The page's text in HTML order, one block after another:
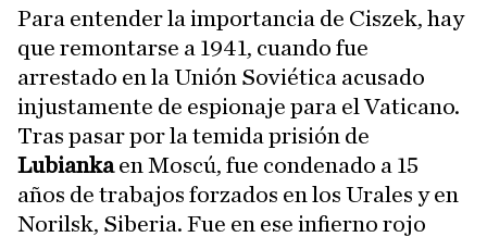
Para entender la importancia de Ciszek, hay
que remontarse a 1941, cuando fue
arrestado en la Unión Soviética acusado
injustamente de espionaje para el Vaticano.
Tras pasar por la temida prisión de
Lubiankaen Moscú, fue condenado a 15
años de trabajos forzados en los Urales y en
Norilsk, Siberia. Fue en ese infierno rojo